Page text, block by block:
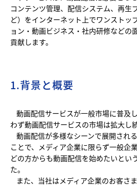
コンテンツ管理、配信システム、再生
ど）をインターネット上でワンストッ
ョン・動画ビジネス・社内研修などの
貢献します。
1.背景と概要
動画配信サービスが一般市場に普及
わず動画配信サービスの市場は拡大し
動画配信が多様なシーンで展開され
ことで、メディア企業に限らず一般企
どの方からも動画配信を始めたいとい
た。
また、当社はメディア企業のお客さ